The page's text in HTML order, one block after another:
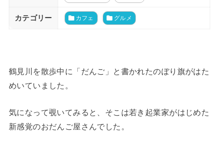
カテゴリー カフェ グルメ
鶴見川を散歩中に「だんご」と書かれたのぼり旗がはた
めいていました。
気になって覗いてみると、そこは若き起業家がはじめた
新感覚のおだんご屋さんでした。